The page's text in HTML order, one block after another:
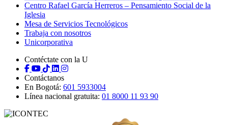
Centro Rafael García Herreros – Pensamiento Social de la
Iglesia
Mesa de Servicios Tecnológicos
Trabaja con nosotros
Unicorporativa
Contéctate con la U
Contáctanos
En Bogotá: 601 5933004
Línea nacional gratuita: 01 8000 11 93 90